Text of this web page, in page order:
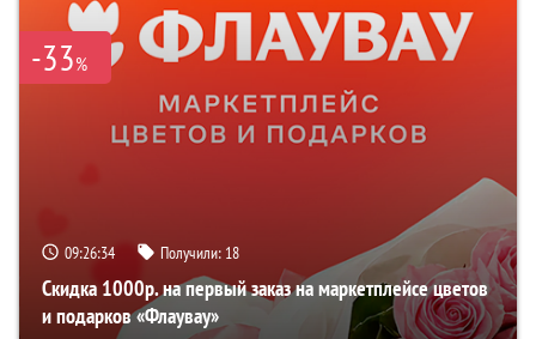
-33%
09:26:33 Получили: 18
Скидка 1000р. на первый заказ на маркетплейсе цветов
и подарков «Флаувау»